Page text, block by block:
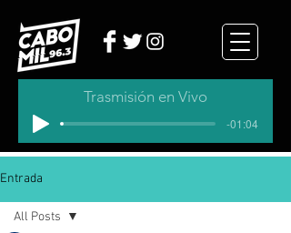
Trasmisión en Vivo
-01:04
Entrada
All Posts